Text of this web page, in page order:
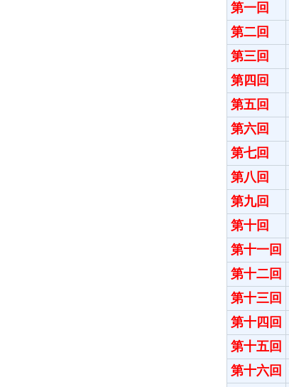
第一回
第二回
第三回
第四回
第五回
第六回
第七回
第八回
第九回
第十回
第十一回
第十二回
第十三回
第十四回
第十五回
第十六回